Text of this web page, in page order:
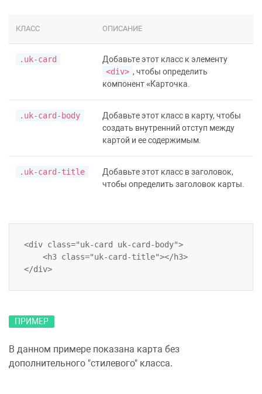
КЛАСС ОПИСАНИЕ
.uk-card Добавьте этот класс к элементу
<div> , чтобы определить
компонент
Карточка.
.uk-card-body
Добавьте этот класс в карту, чтобы
создать внутренний отступ между
картой и ее содержимым.
.uk-card-title
Добавьте этот класс в заголовок,
чтобы определить заголовок карты.
<div class="uk-card uk-card-body">
    <h3 class="uk-card-title"></h3>
ПРИМЕР
В данном примере показана карта без
дополнительного "стилевого" класса.